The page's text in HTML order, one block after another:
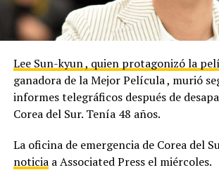
Lee Sun-kyun , quien protagonizó la
ganadora de la Mejor Película , murió
informes telegráficos después de
Corea del Sur. Tenía 48 años.
La oficina de emergencia de Corea del
noticiaa Associated Press el miércoles.